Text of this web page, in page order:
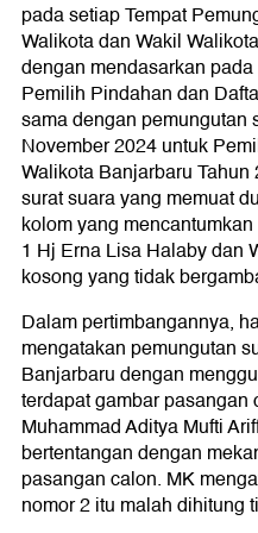
pada setiap Tempat
Walikota dan Wakil
dengan mendasarkan
Pemilih Pindahan dan
sama dengan pemungutan
November 2024 untuk
Walikota Banjarbaru
surat suara yang memuat
kolom yang
1 Hj Erna Lisa Halaby dan
kosong yang tidak
Dalam pertimbangannya,
mengatakan pemungutan
Banjarbaru dengan
terdapat gambar pasangan
Muhammad Aditya Mufti
bertentangan dengan
pasangan calon. MK
nomor 2 itu malah dihitung